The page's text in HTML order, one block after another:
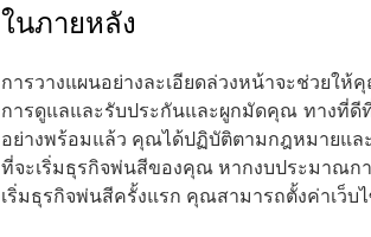
ในภายหลัง
การวางแผนอย่างละเอียดล่วงหน้าจะช่วย
การดูแลและรับประกันและผูกมัดคุณ ทางที่ดี
อย่างพร้อมแล้ว คุณได้ปฏิบัติตามกฎหมายแ
ที่จะเริ่มธุรกิจพ่นสีของคุณ หากงบประมาณ
เริ่มธุรกิจพ่นสีครั้งแรก คุณสามารถตั้งค่าเว็